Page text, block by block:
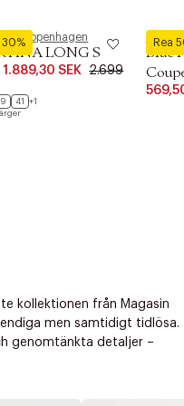
30%Copenhagen
LONG S
1.889,30 SEK 2.699
41
+1
Rea
Royal
Blue
kollektionen från Magasin
men samtidigt tidlösa.
genomtänkta detaljer –